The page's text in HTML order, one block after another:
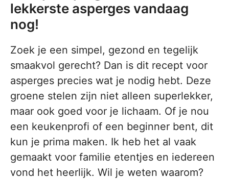
lekkerste asperges vandaag
nog!
Zoek je een simpel, gezond en tegelijk
smaakvol gerecht? Dan is dit recept voor
asperges precies wat je nodig hebt. Deze
groene stelen zijn niet alleen superlekker,
maar ook goed voor je lichaam. Of je nou
een keukenprofi of een beginner bent, dit
kun je prima maken. Ik heb het al vaak
gemaakt voor familie etentjes en iedereen
vond het heerlijk. Wil je weten waarom?